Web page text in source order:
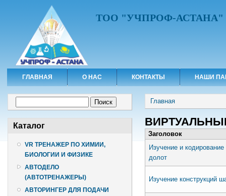
ТОО "УЧПРОФ-АСТАНА"
ГЛАВНАЯ О НАС КОНТАКТЫ НАШИ
Каталог
VR ТРЕНАЖЕР ПО ХИМИИ,
БИОЛОГИИ И ФИЗИКЕ
АВТОДЕЛО
(АВТОТРЕНАЖЕРЫ)
АВТОРИНГЕР ДЛЯ ПОДАЧИ
Вы здесь
Главная
Заголовок
Изучение и
долот
Изучение конструкций